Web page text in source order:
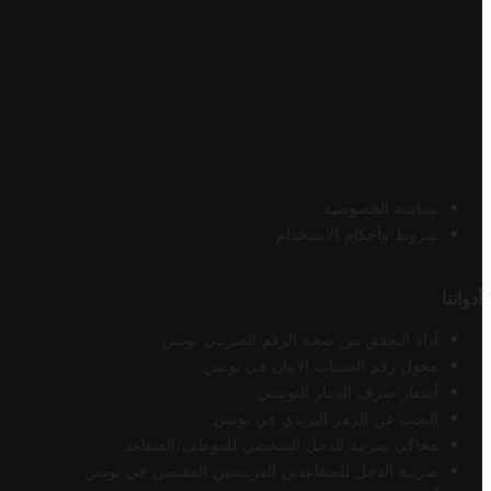
سياسة الخصوصية
شروط وأحكام الاستخدام
أدواتنا
أداة التحقق من صحة الرقم الضريبي تونس
محول رقم الحساب الآيبان في تونس
أسعار صرف الدينار التونسي
البحث عن الرمز البريدي في تونس
محاكي ضريبة الدخل الشخصي للموظف/المتقاعد
ضريبة الدخل للمتقاعدين الفرنسيين المقيمين في تونس